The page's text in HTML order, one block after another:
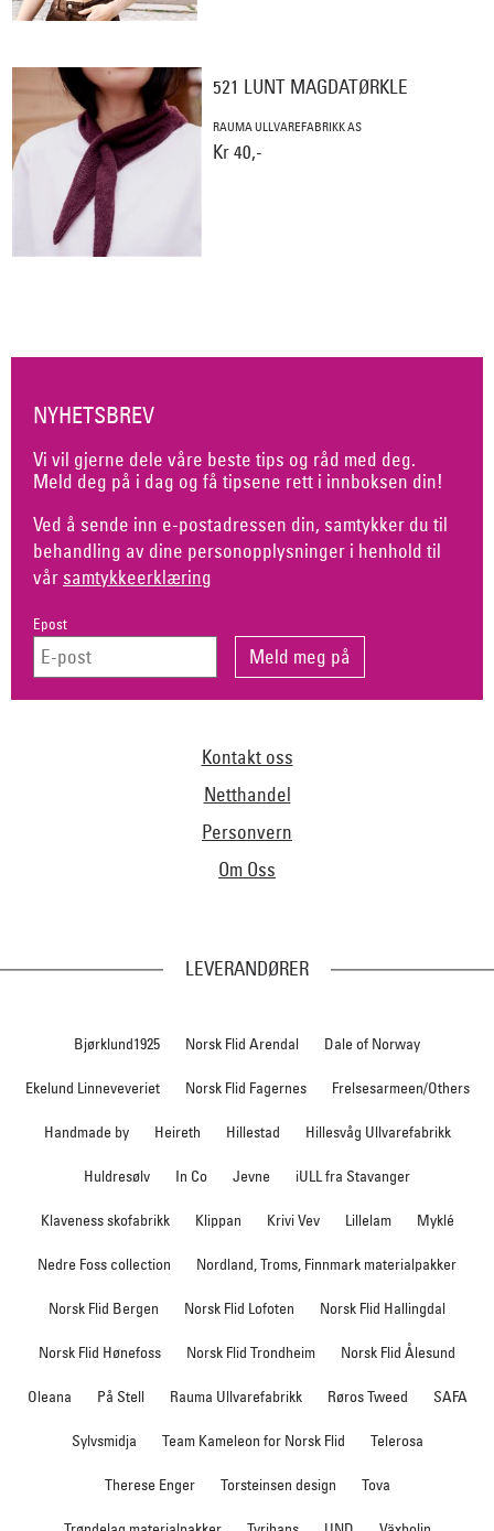
521 LUNT MAGDATØRKLE
RAUMA ULLVAREFABRIKK AS
Kr 40,-
NYHETSBREV
Vi vil gjerne dele våre beste tips og råd med deg.
Meld deg på i dag og få tipsene rett i innboksen din!
Ved å sende inn e-postadressen din, samtykker du til
behandling av dine personopplysninger i henhold til
vår samtykkeerklæring
Epost
Kontakt oss
Netthandel
Personvern
Om Oss
LEVERANDØRER
Bjørklund1925 Norsk Flid Arendal Dale of Norway
Ekelund Linneveveriet Norsk Flid Fagernes Frelsesarmeen/Others
Handmade by Heireth Hillestad Hillesvåg Ullvarefabrikk
Huldresølv In Co Jevne iULL fra Stavanger
Klaveness skofabrikk Klippan Krivi Vev Lillelam Myklé
Nedre Foss collection Nordland, Troms, Finnmark materialpakker
Norsk Flid Bergen Norsk Flid Lofoten Norsk Flid Hallingdal
Norsk Flid Hønefoss Norsk Flid Trondheim Norsk Flid Ålesund
Oleana På Stell Rauma Ullvarefabrikk Røros Tweed SAFA
Sylvsmidja Team Kameleon for Norsk Flid Telerosa
Therese Enger Torsteinsen design Tova